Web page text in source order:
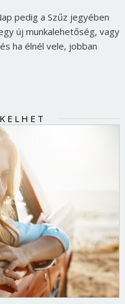
pedig a Szűz jegyében
új munkalehetőség, vagy
ha élnél vele, jobban